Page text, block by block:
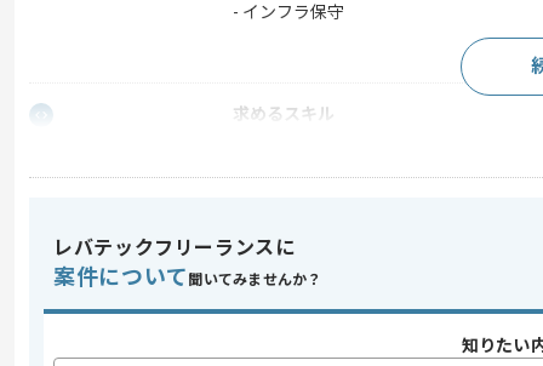
- インフラ保守
求めるスキル
歓迎スキル
・ツールやアプリの開発保守経験
・インフラ構築保守経験
・開発環境構築経験
レバテックフリーランスに
案件について 聞いてみませんか？
知りたい